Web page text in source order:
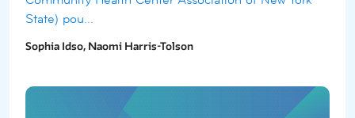
State) pou...
Sophia Idso, Naomi Harris-Tolson